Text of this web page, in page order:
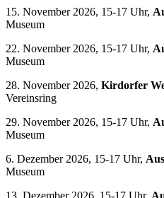
15. November 2026, 15-17 Uhr,
Museum
22. November 2026, 15-17 Uhr,
Museum
28. November 2026, Kirdorfer
Vereinsring
29. November 2026, 15-17 Uhr,
Museum
6. Dezember 2026, 15-17 Uhr,
Museum